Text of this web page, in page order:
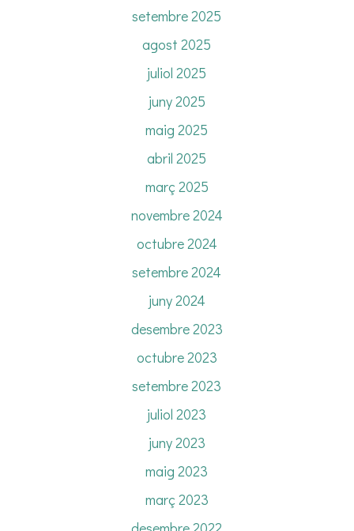
setembre 2025
agost 2025
juliol 2025
juny 2025
maig 2025
abril 2025
març 2025
novembre 2024
octubre 2024
setembre 2024
juny 2024
desembre 2023
octubre 2023
setembre 2023
juliol 2023
juny 2023
maig 2023
març 2023